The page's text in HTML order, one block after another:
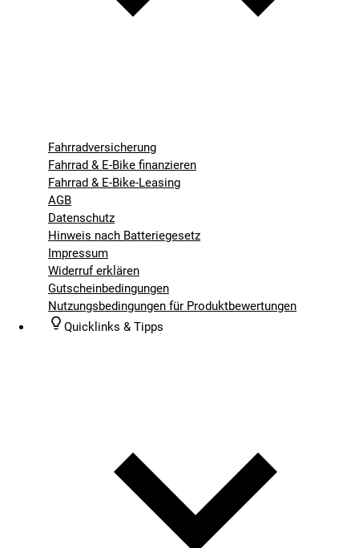
Fahrradversicherung
Fahrrad & E-Bike finanzieren
Fahrrad & E-Bike-Leasing
AGB
Datenschutz
Hinweis nach Batteriegesetz
Impressum
Widerruf erklären
Gutscheinbedingungen
Nutzungsbedingungen für Produktbewertungen
Quicklinks & Tipps